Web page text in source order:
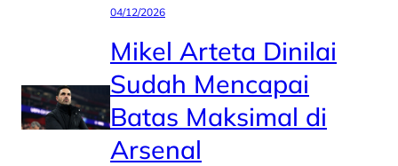
04/12/2026
Mikel Arteta Dinilai
Sudah Mencapai
Batas Maksimal di
Arsenal